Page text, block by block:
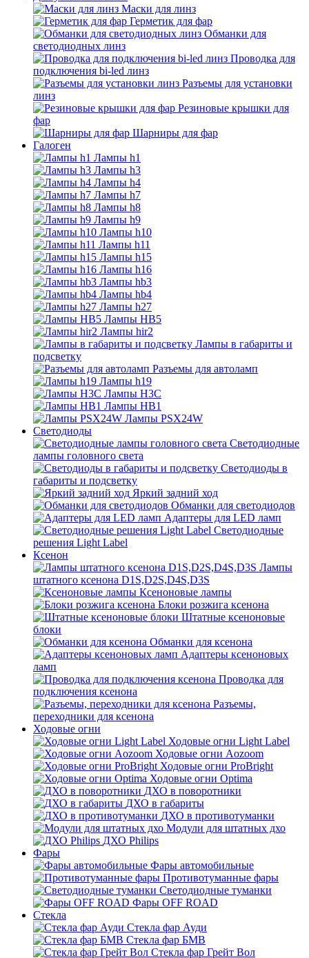
Маски для линз
Герметик для фар
Обманки для
светодиодных линз
Проводка для
подключения bi-led линз
Разъемы для установки
линз
Резиновые крышки для
фар
Шарниры для фар
Галоген
Лампы h1
Лампы h3
Лампы h4
Лампы h7
Лампы h8
Лампы h9
Лампы h10
Лампы h11
Лампы h15
Лампы h16
Лампы hb3
Лампы hb4
Лампы h27
Лампы HB5
Лампы hir2
Лампы в габариты и
подсветку
Разъемы для автоламп
Лампы h19
Лампы H3C
Лампы HB1
Лампы PSX24W
Светодиоды
Светодиодные
лампы головного света
Светодиоды в
габариты и подсветку
Яркий задний ход
Обманки для светодиодов
Адаптеры для LED ламп
Светодиодные
решения Light Label
Ксенон
Лампы
штатного ксенона D1S,D2S,D4S,D3S
Ксеноновые лампы
Блоки розжига ксенона
Штатные ксеноновые
блоки
Обманки для ксенона
Адаптеры ксеноновых
ламп
Проводка для
подключения ксенона
Разъемы,
переходники для ксенона
Ходовые огни
Ходовые огни Light Label
Ходовые огни Aozoom
Ходовые огни ProBright
Ходовые огни Optima
ДХО в поворотники
ДХО в габариты
ДХО в противотуманки
Модули для штатных дхо
ДХО Philips
Фары
Фары автомобильные
Противотуманные фары
Светодиодные туманки
Фары OFF ROAD
Стекла
Стекла фар Ауди
Стекла фар БМВ
Стекла фар Грейт Вол